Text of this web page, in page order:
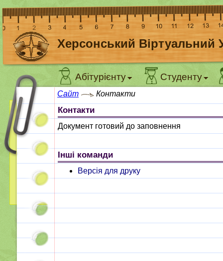
Херсонський Віртуальний
Абітурієнту Студенту
Сайт Контакти
Контакти
Документ готовий до заповнення
Інші команди
Версія для друку